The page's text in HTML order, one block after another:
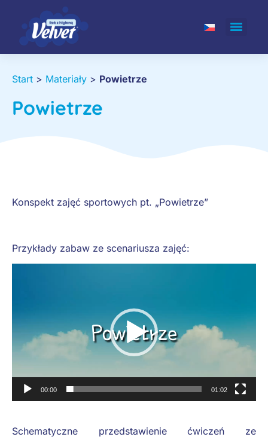
Start > Materiały > Powietrze
Powietrze
Konspekt zajęć sportowych pt. „Powietrze”
Przykłady zabaw ze scenariusza zajęć:
00:00 01:02
Schematyczne przedstawienie ćwiczeń ze